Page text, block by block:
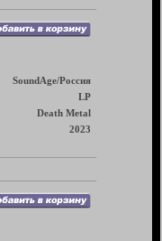
SoundAge/Россия
LP
Death Metal
2023